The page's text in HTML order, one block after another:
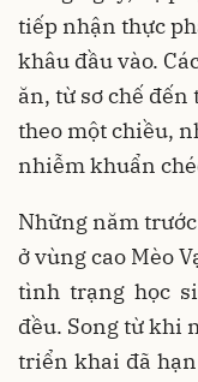
tiếp nhận thực
khâu đầu vào.
ăn, từ sơ chế
theo một chiều,
nhiễm khuẩn
Những năm
ở vùng cao Mèo
tình trạng học
đều. Song từ khi
triển khai đã